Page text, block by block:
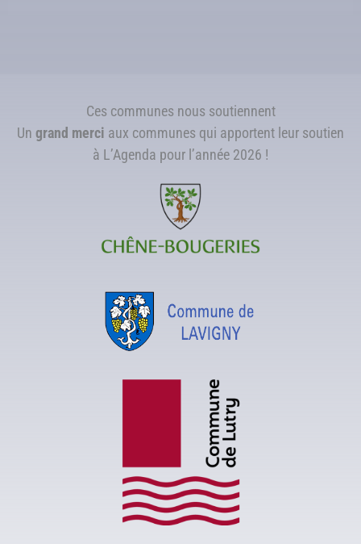
Ces communes nous soutiennent
Un grand merci aux communes qui apportent leur soutien
à L’Agenda pour l’année 2026 !